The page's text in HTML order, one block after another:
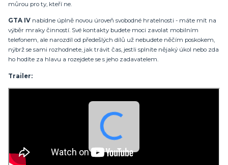
můrou pro ty, kteří ne.
GTA IV nabídne úplně novou úroveň svobodné hratelnosti - máte mít na
výběr mraky činností. Své kontakty budete moci zavolat mobilním
telefonem, ale narozdíl od předešlých dílů už nebudete něčím poskokem,
nýbrž se sami rozhodnete, jak trávit čas, jestli splníte nějaký úkol nebo zda
ho hodíte za hlavu a rozejdete se s jeho zadavatelem.
Trailer: